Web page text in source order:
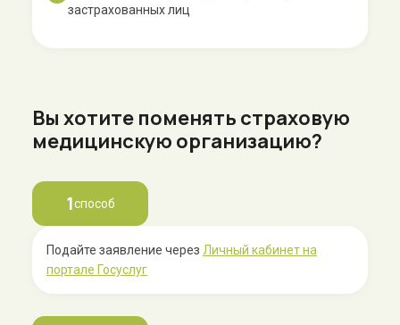
застрахованных лиц
Вы хотите поменять страховую
медицинскую организацию?
1способ
Подайте заявление через Личный кабинет на
портале Госуслуг